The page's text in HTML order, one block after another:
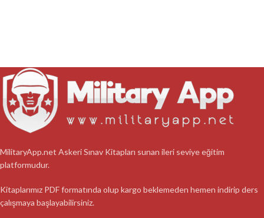
MilitaryApp.net Askeri Sınav Kitapları sunan ileri seviye eğitim
platformudur.
Kitaplarımız PDF formatında olup kargo beklemeden hemen indirip ders
çalışmaya başlayabilirsiniz.